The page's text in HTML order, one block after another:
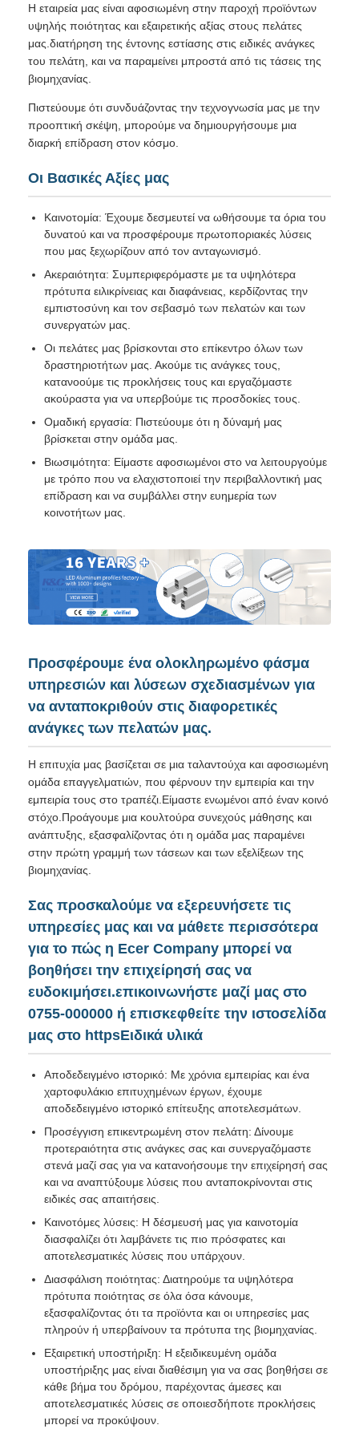
Η εταιρεία μας είναι αφοσιωμένη στην παροχή προϊόντων
υψηλής ποιότητας και εξαιρετικής αξίας στους πελάτες
μας.διατήρηση της έντονης εστίασης στις ειδικές ανάγκες
του πελάτη, και να παραμείνει μπροστά από τις τάσεις της
βιομηχανίας.
Πιστεύουμε ότι συνδυάζοντας την τεχνογνωσία μας με την
προοπτική σκέψη, μπορούμε να δημιουργήσουμε μια
διαρκή επίδραση στον κόσμο.
Οι Βασικές Αξίες μας
Καινοτομία: Έχουμε δεσμευτεί να ωθήσουμε τα όρια του
δυνατού και να προσφέρουμε πρωτοποριακές λύσεις
που μας ξεχωρίζουν από τον ανταγωνισμό.
Ακεραιότητα: Συμπεριφερόμαστε με τα υψηλότερα
πρότυπα ειλικρίνειας και διαφάνειας, κερδίζοντας την
εμπιστοσύνη και τον σεβασμό των πελατών και των
συνεργατών μας.
Οι πελάτες μας βρίσκονται στο επίκεντρο όλων των
δραστηριοτήτων μας. Ακούμε τις ανάγκες τους,
κατανοούμε τις προκλήσεις τους και εργαζόμαστε
ακούραστα για να υπερβούμε τις προσδοκίες τους.
Ομαδική εργασία: Πιστεύουμε ότι η δύναμή μας
βρίσκεται στην ομάδα μας.
Βιωσιμότητα: Είμαστε αφοσιωμένοι στο να λειτουργούμε
με τρόπο που να ελαχιστοποιεί την περιβαλλοντική μας
επίδραση και να συμβάλλει στην ευημερία των
κοινοτήτων μας.
Προσφέρουμε ένα ολοκληρωμένο φάσμα
υπηρεσιών και λύσεων σχεδιασμένων για
να ανταποκριθούν στις διαφορετικές
ανάγκες των πελατών μας.
Η επιτυχία μας βασίζεται σε μια ταλαντούχα και αφοσιωμένη
ομάδα επαγγελματιών, που φέρνουν την εμπειρία και την
εμπειρία τους στο τραπέζι.Είμαστε ενωμένοι από έναν κοινό
στόχο.Προάγουμε μια κουλτούρα συνεχούς μάθησης και
ανάπτυξης, εξασφαλίζοντας ότι η ομάδα μας παραμένει
στην πρώτη γραμμή των τάσεων και των εξελίξεων της
βιομηχανίας.
Σας προσκαλούμε να εξερευνήσετε τις
υπηρεσίες μας και να μάθετε περισσότερα
για το πώς η Ecer Company μπορεί να
βοηθήσει την επιχείρησή σας να
ευδοκιμήσει.επικοινωνήστε μαζί μας στο
0755-000000 ή επισκεφθείτε την ιστοσελίδα
μας στο httpsΕιδικά υλικά
Αποδεδειγμένο ιστορικό: Με χρόνια εμπειρίας και ένα
χαρτοφυλάκιο επιτυχημένων έργων, έχουμε
αποδεδειγμένο ιστορικό επίτευξης αποτελεσμάτων.
Προσέγγιση επικεντρωμένη στον πελάτη: Δίνουμε
προτεραιότητα στις ανάγκες σας και συνεργαζόμαστε
στενά μαζί σας για να κατανοήσουμε την επιχείρησή σας
και να αναπτύξουμε λύσεις που ανταποκρίνονται στις
ειδικές σας απαιτήσεις.
Καινοτόμες λύσεις: Η δέσμευσή μας για καινοτομία
διασφαλίζει ότι λαμβάνετε τις πιο πρόσφατες και
αποτελεσματικές λύσεις που υπάρχουν.
Διασφάλιση ποιότητας: Διατηρούμε τα υψηλότερα
πρότυπα ποιότητας σε όλα όσα κάνουμε,
εξασφαλίζοντας ότι τα προϊόντα και οι υπηρεσίες μας
πληρούν ή υπερβαίνουν τα πρότυπα της βιομηχανίας.
Εξαιρετική υποστήριξη: Η εξειδικευμένη ομάδα
υποστήριξης μας είναι διαθέσιμη για να σας βοηθήσει σε
κάθε βήμα του δρόμου, παρέχοντας άμεσες και
αποτελεσματικές λύσεις σε οποιεσδήποτε προκλήσεις
μπορεί να προκύψουν.